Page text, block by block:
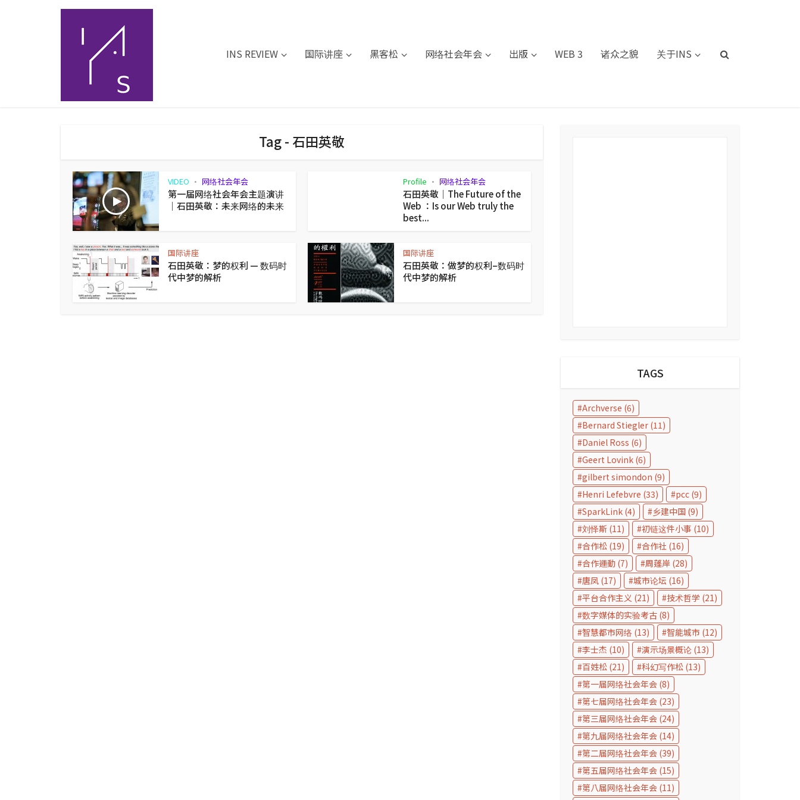
INS REVIEW 国际讲座 黑客松 网络社会年会 出版 WEB 3 诸众之貌 关于INS
Tag - 石田英敬
VIDEO • 网络社会年会
第一届网络社会年会主题演讲
｜石田英敬：未来网络的未来
Profile • 网络社会年会
石田英敬｜The Future of the
Web ：Is our Web truly the
best...
国际讲座
石田英敬：梦的权利 — 数码时
代中梦的解析
国际讲座
石田英敬：做梦的权利–数码时
代中梦的解析
TAGS
Archverse (6)
Bernard Stiegler (11)
Daniel Ross (6)
Geert Lovink (6)
gilbert simondon (9)
Henri Lefebvre (33) pcc (9)
SparkLink (4) 乡建中国 (9)
刘怿斯 (11) 初链这件小事 (10)
合作松 (19) 合作社 (16)
合作運動 (7) 周蓬岸 (28)
唐凤 (17) 城市论坛 (16)
平台合作主义 (21) 技术哲学 (21)
数字媒体的实验考古 (8)
智慧都市网络 (13) 智能城市 (12)
李士杰 (10) 演示场景概论 (13)
百姓松 (21) 科幻写作松 (13)
第一届网络社会年会 (8)
第七届网络社会年会 (23)
第三届网络社会年会 (24)
第九届网络社会年会 (14)
第二届网络社会年会 (39)
第五届网络社会年会 (15)
第八届网络社会年会 (11)